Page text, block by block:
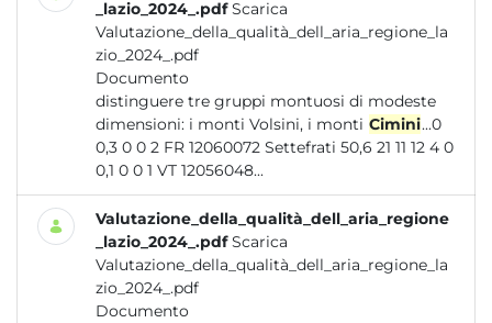
_lazio_2024_.pdf Scarica
Valutazione_della_qualità_dell_aria_regione_la
zio_2024_.pdf
Documento
distinguere tre gruppi montuosi di modeste
dimensioni: i monti Volsini, i monti Cimini...0
0,3 0 0 2 FR 12060072 Settefrati 50,6 21 11 12 4 0
0,1 0 0 1 VT 12056048...
Valutazione_della_qualità_dell_aria_regione
_lazio_2024_.pdf Scarica
Valutazione_della_qualità_dell_aria_regione_la
zio_2024_.pdf
Documento